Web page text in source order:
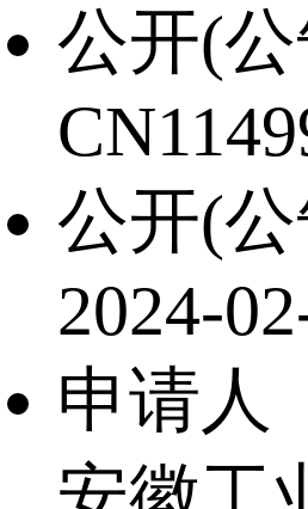
公开(
公开(公
2024-
申请人